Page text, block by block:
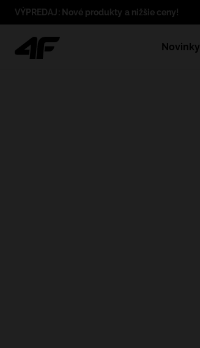
VÝPREDAJ: Nové produkty a nižšie ceny!
Novinky